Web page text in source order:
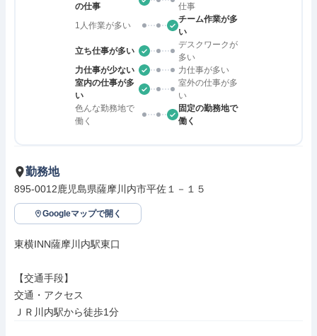
の仕事
仕事
1人作業が多い
チーム作業が多
い
立ち仕事が多い
デスクワークが
多い
力仕事が少ない
力仕事が多い
室内の仕事が多
い
室外の仕事が多
い
色んな勤務地で
働く
固定の勤務地で
働く
勤務地
895-0012鹿児島県薩摩川内市平佐１－１５
Googleマップで開く
東横INN薩摩川内駅東口
【交通手段】
交通・アクセス
ＪＲ川内駅から徒歩1分